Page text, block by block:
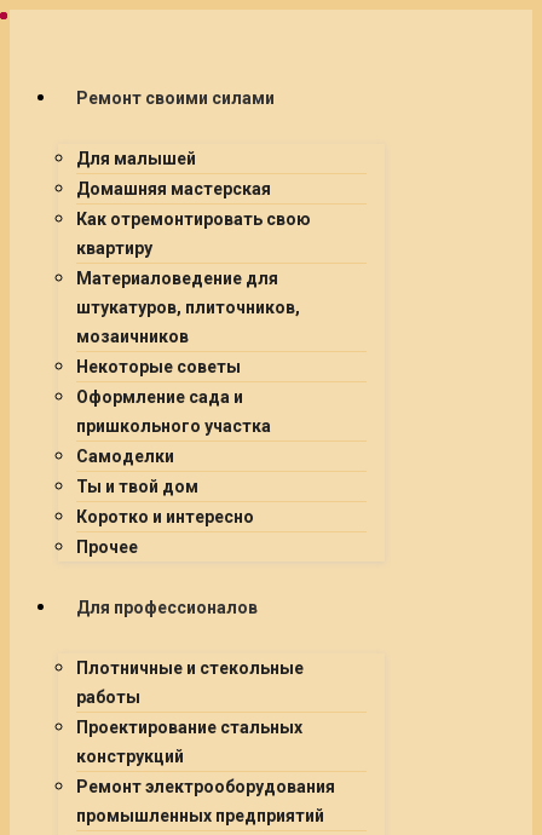
Ремонт своими силами
Для малышей
Домашняя мастерская
Как отремонтировать свою
квартиру
Материаловедение для
штукатуров, плиточников,
мозаичников
Некоторые советы
Оформление сада и
пришкольного участка
Самоделки
Ты и твой дом
Коротко и интересно
Прочее
Для профессионалов
Плотничные и стекольные
работы
Проектирование стальных
конструкций
Ремонт электрооборудования
промышленных предприятий